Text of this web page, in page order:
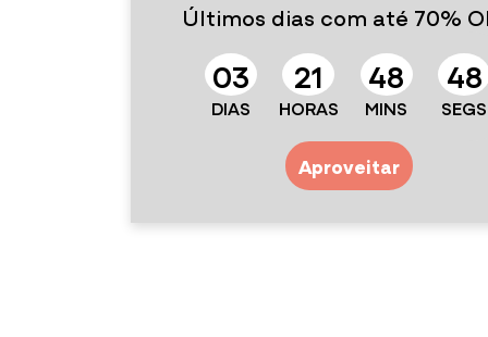
Últimos dias com até 70%
03
DIAS
21
HORAS
48
MINS
47
SEGS
Aproveitar